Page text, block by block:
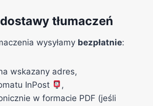
tłumaczeń
wysyłamy bezpłatnie:
wskazany adres,
InPost
,
w formacie PDF (jeśli